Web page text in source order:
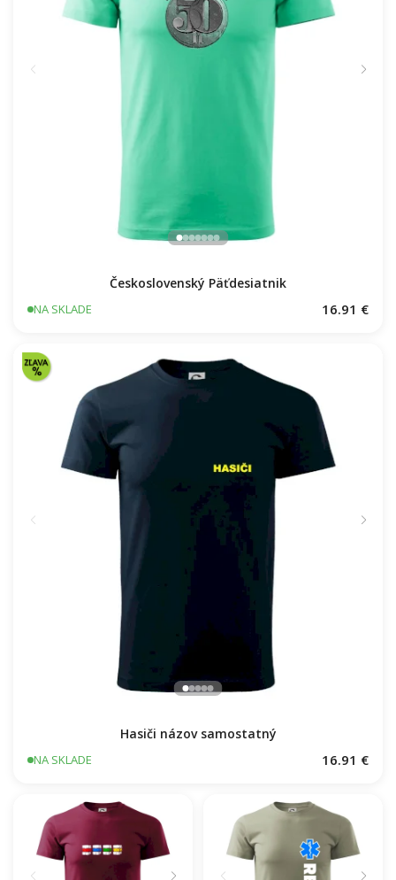
Československý Päťdesiatnik
NA SKLADE 16.91 €
Hasiči názov samostatný
NA SKLADE 16.91 €